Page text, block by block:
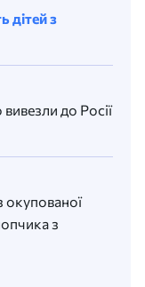
дітей з
до Росії
окупованої
з